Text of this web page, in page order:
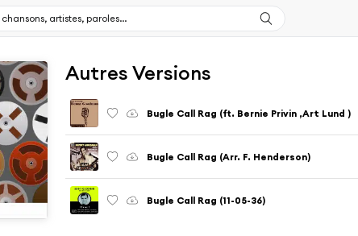
Autres Versions
Bugle Call Rag (ft. Bernie Privin ,Art Lund )
Bugle Call Rag (Arr. F. Henderson)
Bugle Call Rag (11-05-36)